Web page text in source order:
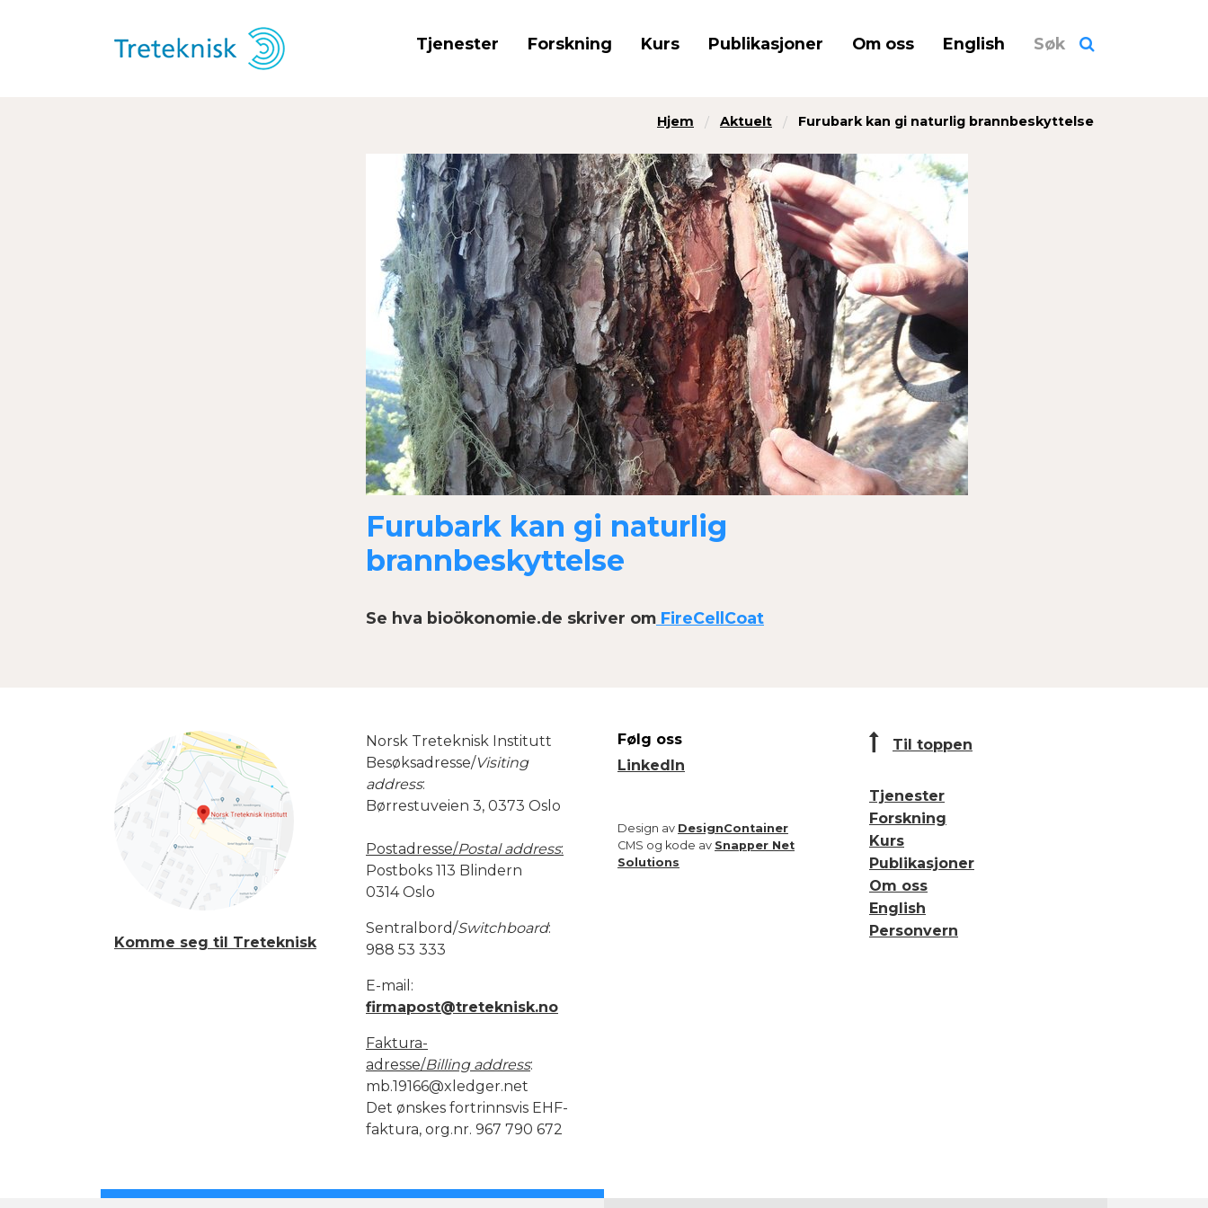
Tjenester Forskning Kurs Publikasjoner Om oss English Søk
Hjem Aktuelt Furubark kan gi naturlig brannbeskyttelse
Furubark kan gi naturlig
brannbeskyttelse
Se hva bioökonomie.de skriver om FireCellCoat
Komme seg til Treteknisk
Norsk Treteknisk Institutt
Besøksadresse/Visiting
address:
Børrestuveien 3, 0373 Oslo
Postadresse/Postal address:
Postboks 113 Blindern
0314 Oslo
Sentralbord/Switchboard:
988 53 333
E-mail:
firmapost@treteknisk.no
Faktura-
adresse/Billing address:
mb.19166@xledger.net
Det ønskes fortrinnsvis EHF-
faktura, org.nr. 967 790 672
Følg oss
LinkedIn
Design av DesignContainer
CMS og kode av Snapper Net
Solutions
Til toppen
Tjenester
Forskning
Kurs
Publikasjoner
Om oss
English
Personvern